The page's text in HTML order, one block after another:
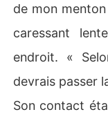
de mon
caressant
endroit. «
devrais passer
Son contact